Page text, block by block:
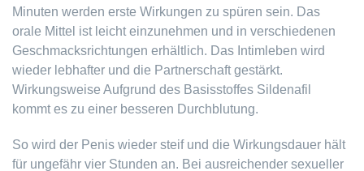
Minuten werden erste Wirkungen zu spüren sein. Das
orale Mittel ist leicht einzunehmen und in verschiedenen
Geschmacksrichtungen erhältlich. Das Intimleben wird
wieder lebhafter und die Partnerschaft gestärkt.
Wirkungsweise Aufgrund des Basisstoffes Sildenafil
kommt es zu einer besseren Durchblutung.
So wird der Penis wieder steif und die Wirkungsdauer hält
für ungefähr vier Stunden an. Bei ausreichender sexueller